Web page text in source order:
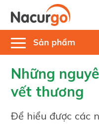
Sản phẩm
Những
vết thương
Để hiểu được các